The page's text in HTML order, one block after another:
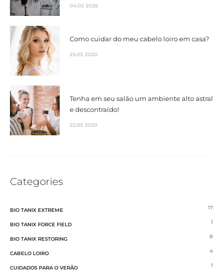
04.02 2026
Como cuidar do meu cabelo loiro em casa?
25.05 2020
Tenha em seu salão um ambiente alto astral
e descontraído!
22.05 2020
Categories
BIO TANIX EXTREME 17
BIO TANIX FORCE FIELD 1
BIO TANIX RESTORING 8
CABELO LOIRO 4
CUIDADOS PARA O VERÃO 1